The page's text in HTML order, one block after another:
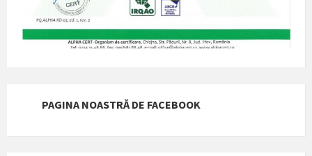
PAGINA NOASTRĂ DE FACEBOOK